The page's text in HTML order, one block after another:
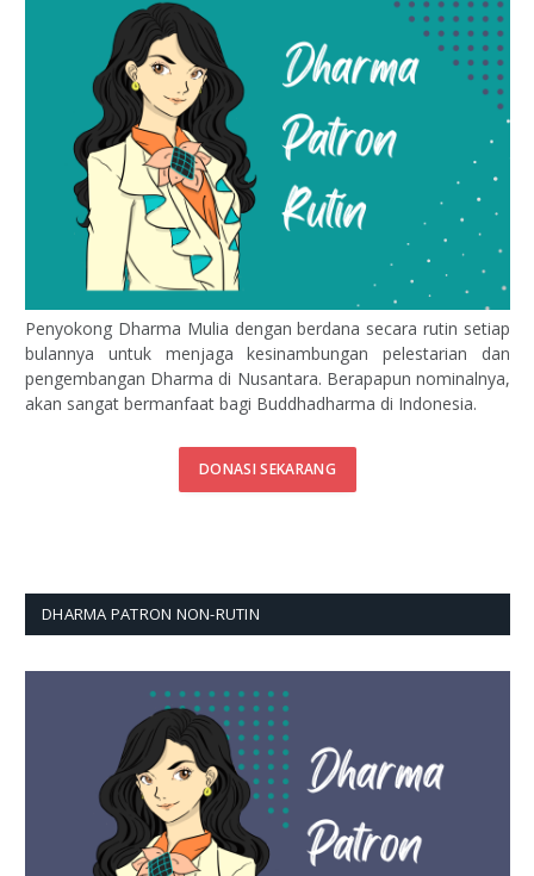
Penyokong Dharma Mulia dengan berdana secara rutin setiap
bulannya untuk menjaga kesinambungan pelestarian dan
pengembangan Dharma di Nusantara. Berapapun nominalnya,
akan sangat bermanfaat bagi Buddhadharma di Indonesia.
DONASI SEKARANG
DHARMA PATRON NON-RUTIN